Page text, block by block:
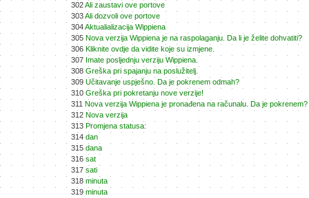
302Ali zaustavi ove portove
303Ali dozvoli ove portove
304Aktualializacija Wippiena
305 Nova verzija Wippiena je na raspolaganju. Da li je želite dohvatiti?
306 Kliknite ovdje da vidite koje su izmjene.
307 Imate posljednju verziju Wippiena.
308 Greška pri spajanju na poslužitelj.
309 Učitavanje uspješno. Da je pokrenem odmah?
310 Greška pri pokretanju nove verzije!
311 Nova verzija Wippiena je pronađena na računalu. Da je pokrenem?
312 Nova verzija
313 Promjena statusa:
314 dan
315 dana
316 sat
317 sati
318 minuta
319 minuta